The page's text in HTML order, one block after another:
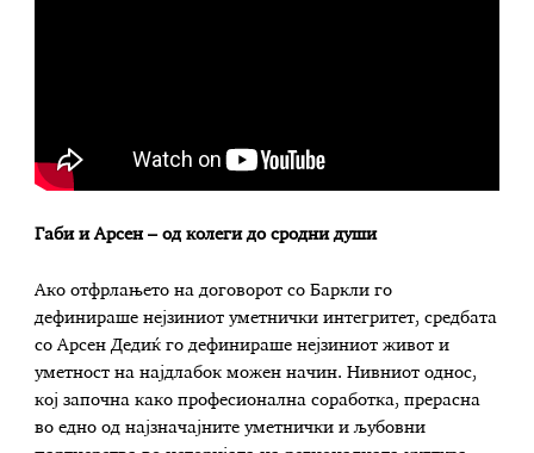
Габи и Арсен – од колеги до сродни души
Ако отфрлањето на договорот со Баркли го
дефинираше нејзиниот уметнички интегритет, средбата
со Арсен Дедиќ го дефинираше нејзиниот живот и
уметност на најдлабок можен начин. Нивниот однос,
кој започна како професионална соработка, прерасна
во едно од најзначајните уметнички и љубовни